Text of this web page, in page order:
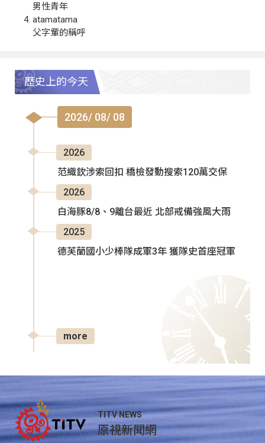
男性青年
atamatama
父字輩的稱呼
歷史上的今天
2026/ 08/ 08
2026
范織欽涉索回扣 橋檢發動搜索120萬交保
2026
白海豚8/8、9離台最近 北部戒備強風大雨
2025
德芙蘭國小少棒隊成軍3年 獲隊史首座冠軍
more
TITV NEWS
原視新聞網